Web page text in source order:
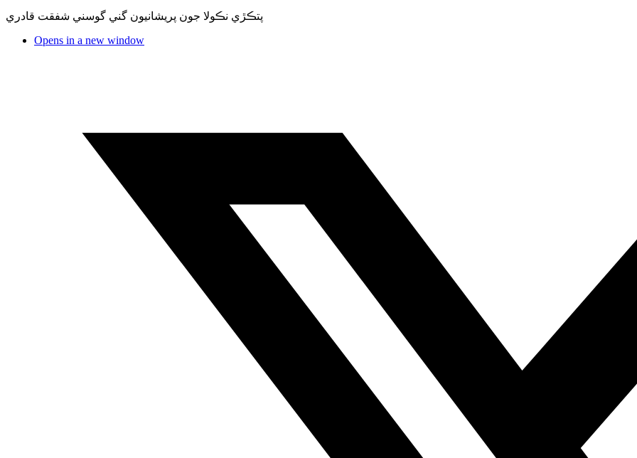
پتڪڙي نڪولا جون پريشانيون گني گوسني شفقت قادري
Opens in a new window